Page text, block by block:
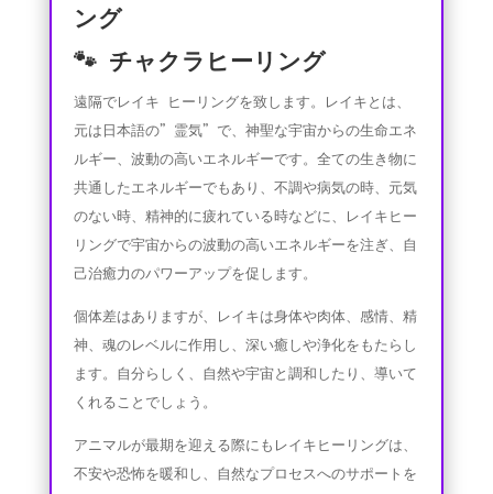
ング
🐾 チャクラヒーリング
遠隔でレイキ ヒーリングを致します。レイキとは、
元は日本語の”霊気”で、神聖な宇宙からの生命エネ
ルギー、波動の高いエネルギーです。全ての生き物に
共通したエネルギーでもあり、不調や病気の時、元気
のない時、精神的に疲れている時などに、レイキヒー
リングで宇宙からの波動の高いエネルギーを注ぎ、自
己治癒力のパワーアップを促します。
個体差はありますが、レイキは身体や肉体、感情、精
神、魂のレベルに作用し、深い癒しや浄化をもたらし
ます。自分らしく、自然や宇宙と調和したり、導いて
くれることでしょう。
アニマルが最期を迎える際にもレイキヒーリングは、
不安や恐怖を暖和し、自然なプロセスへのサポートを